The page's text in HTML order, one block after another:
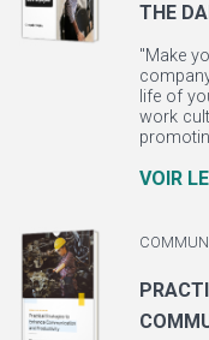
THE
"Make
life of
work
VOIR